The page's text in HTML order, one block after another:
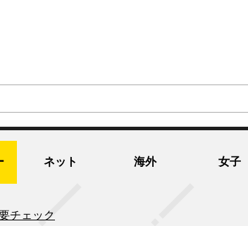
ネット 海外 女子
チェック